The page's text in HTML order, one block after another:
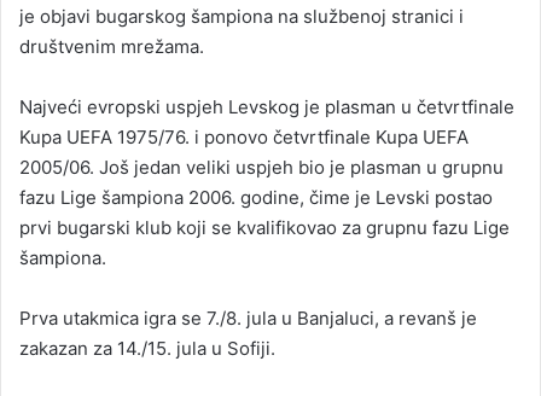
je objavi bugarskog šampiona na službenoj stranici i
društvenim mrežama.
Najveći evropski uspjeh Levskog je plasman u četvrtfinale
Kupa UEFA 1975/76. i ponovo četvrtfinale Kupa UEFA
2005/06. Još jedan veliki uspjeh bio je plasman u grupnu
fazu Lige šampiona 2006. godine, čime je Levski postao
prvi bugarski klub koji se kvalifikovao za grupnu fazu Lige
šampiona.
Prva utakmica igra se 7./8. jula u Banjaluci, a revanš je
zakazan za 14./15. jula u Sofiji.